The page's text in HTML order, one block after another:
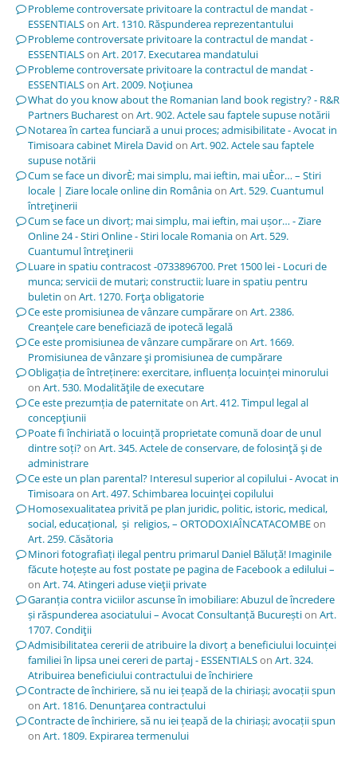
Probleme controversate privitoare la contractul de mandat -
ESSENTIALSon Art. 1310. Răspunderea reprezentantului
Probleme controversate privitoare la contractul de mandat -
ESSENTIALSon Art. 2017. Executarea mandatului
Probleme controversate privitoare la contractul de mandat -
ESSENTIALSon Art. 2009. Noţiunea
What do you know about the Romanian land book registry? - R&R
Partners Buchareston Art. 902. Actele sau faptele supuse notării
Notarea în cartea funciară a unui proces; admisibilitate - Avocat in
Timisoara cabinet Mirela David on Art. 902. Actele sau faptele
supuse notării
Cum se face un divorÈ; mai simplu, mai ieftin, mai uÈor… – Stiri
locale | Ziare locale online din Româniaon Art. 529. Cuantumul
întreţinerii
Cum se face un divorț; mai simplu, mai ieftin, mai ușor… - Ziare
Online 24 - Stiri Online - Stiri locale Romaniaon Art. 529.
Cuantumul întreţinerii
Luare in spatiu contracost -0733896700. Pret 1500 lei - Locuri de
munca; servicii de mutari; constructii; luare in spatiu pentru
buletin on Art. 1270. Forţa obligatorie
Ce este promisiunea de vânzare cumpărareon Art. 2386.
Creanţele care beneficiază de ipotecă legală
Ce este promisiunea de vânzare cumpărareon Art. 1669.
Promisiunea de vânzare şi promisiunea de cumpărare
Obligația de întreținere: exercitare, influența locuinței minorului
on Art. 530. Modalităţile de executare
Ce este prezumția de paternitateon Art. 412. Timpul legal al
concepţiunii
Poate fi închiriată o locuință proprietate comună doar de unul
dintre soți?on Art. 345. Actele de conservare, de folosinţă şi de
administrare
Ce este un plan parental? Interesul superior al copilului - Avocat in
Timisoaraon Art. 497. Schimbarea locuinţei copilului
Homosexualitatea privită pe plan juridic, politic, istoric, medical,
social, educațional, și religios, – ORTODOXIAÎNCATACOMBEon
Art. 259. Căsătoria
Minori fotografiați ilegal pentru primarul Daniel Băluță! Imaginile
făcute hoțește au fost postate pe pagina de Facebook a edilului –
on Art. 74. Atingeri aduse vieţii private
Garanția contra viciilor ascunse în imobiliare: Abuzul de încredere
și răspunderea asociatului – Avocat Consultanță Bucureștion Art.
1707. Condiţii
Admisibilitatea cererii de atribuire la divorț a beneficiului locuinței
familiei în lipsa unei cereri de partaj - ESSENTIALSon Art. 324.
Atribuirea beneficiului contractului de închiriere
Contracte de închiriere, să nu iei țeapă de la chiriași; avocații spun
on Art. 1816. Denunţarea contractului
Contracte de închiriere, să nu iei țeapă de la chiriași; avocații spun
on Art. 1809. Expirarea termenului